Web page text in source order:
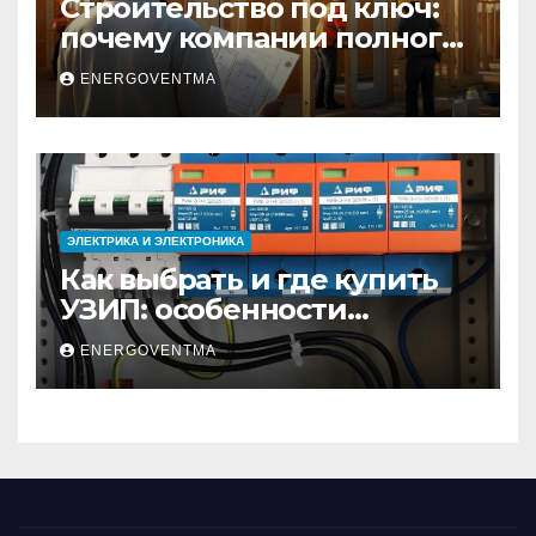
Строительство под ключ:
почему компании полного
цикла меняют рынок
недвижимости
ENERGOVENTMA
ЭЛЕКТРИКА И ЭЛЕКТРОНИКА
Как выбрать и где купить
УЗИП: особенности
устройств защиты от
импульсных
перенапряжений
ENERGOVENTMA